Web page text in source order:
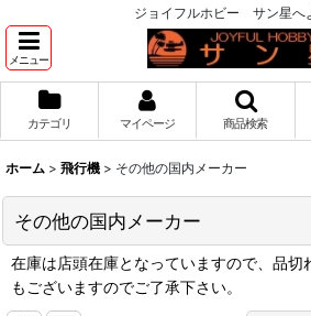
ジョイフルホビー サン星へ
メニュー
カテゴリ マイページ 商品検索
ホーム > 飛行機 > その他の国内メーカー
その他の国内メーカー
在庫は店頭在庫となっていますので、品切
もございますのでご了承下さい。